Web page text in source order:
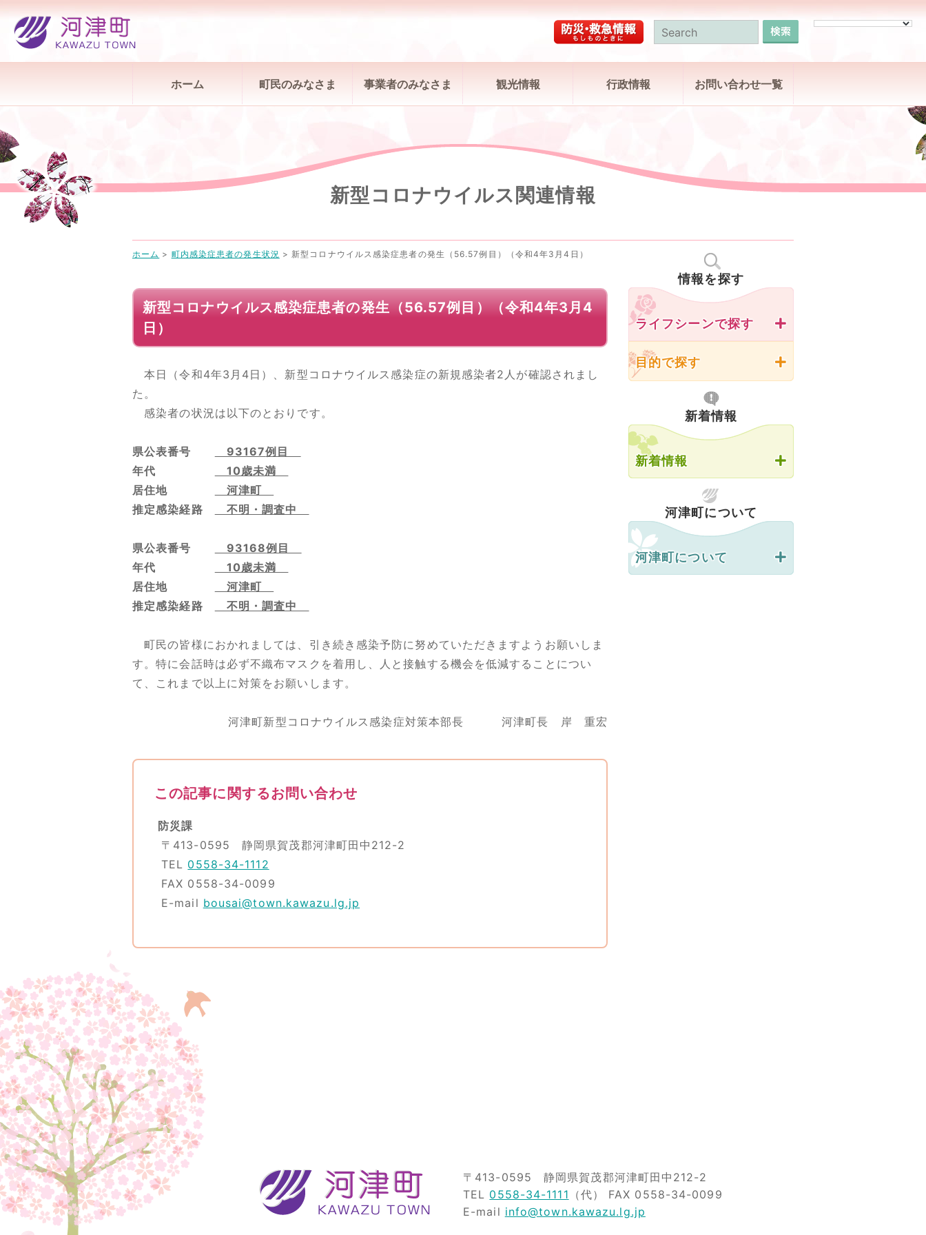
ホーム 町民のみなさま 事業者のみなさま 観光情報 行政情報 お問い合わせ一覧
新型コロナウイルス関連情報
情報を探す
ライフシーンで探す
目的で探す
新着情報
新着情報
河津町について
河津町について
ホーム > 町内感染症患者の発生状況 > 新型コロナウイルス感染症患者の発生（56.57例目）（令和4年3月4日）
新型コロナウイルス感染症患者の発生（56.57例目）（令和4年3月4
日）
本日（令和4年3月4日）、新型コロナウイルス感染症の新規感染者2人が確認されまし
た。
感染者の状況は以下のとおりです。
県公表番号 93167例目
年代
10歳未満
居住地
河津町
推定感染経路
不明・調査中
県公表番号 93168例目
年代
10歳未満
居住地
河津町
推定感染経路
不明・調査中
町民の皆様におかれましては、引き続き感染予防に努めていただきますようお願いしま
す。特に会話時は必ず不織布マスクを着用し、人と接触する機会を低減することについ
て、これまで以上に対策をお願いします。
河津町新型コロナウイルス感染症対策本部長 河津町長 岸 重宏
この記事に関するお問い合わせ
防災課
〒413-0595 静岡県賀茂郡河津町田中212-2
TEL 0558-34-1112
FAX 0558-34-0099
E-mail bousai@town.kawazu.lg.jp
〒413-0595 静岡県賀茂郡河津町田中212-2
TEL 0558-34-1111 （代） FAX 0558-34-0099
E-mail info@town.kawazu.lg.jp